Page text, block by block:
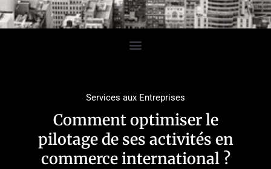
Services aux Entreprises
Comment optimiser le
pilotage de ses activités en
commerce international ?